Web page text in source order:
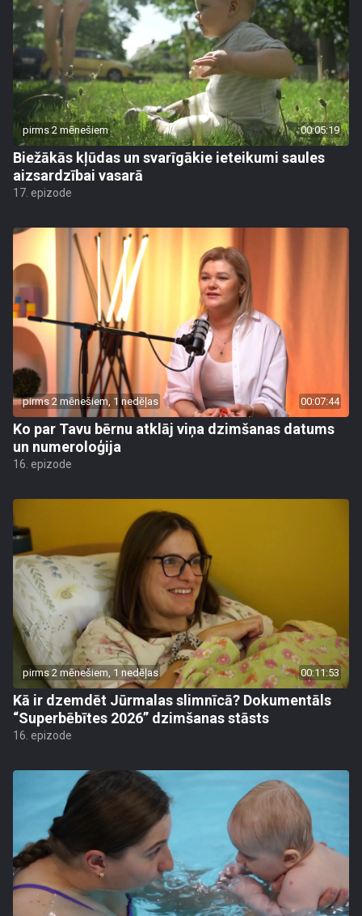
pirms 2 mēnešiem 00:05:19
Biežākās kļūdas un svarīgākie ieteikumi saules
aizsardzībai vasarā
17. epizode
pirms 2 mēnešiem, 1 nedēļas 00:07:44
Ko par Tavu bērnu atklāj viņa dzimšanas datums
un numeroloģija
16. epizode
pirms 2 mēnešiem, 1 nedēļas 00:11:53
Kā ir dzemdēt Jūrmalas slimnīcā? Dokumentāls
“Superbēbītes 2026” dzimšanas stāsts
16. epizode